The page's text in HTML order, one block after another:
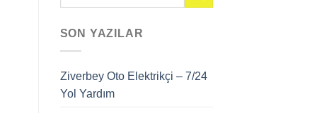
SON YAZILAR
Ziverbey Oto Elektrikçi – 7/24
Yol Yardım